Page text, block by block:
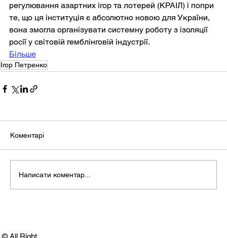
регулювання азартних ігор та лотерей (КРАІЛ) і попри
те, що ця інституція є абсолютно новою для України,
вона змогла організувати системну роботу з ізоляції
росії у світовій гемблінговій індустрії.
Більше
Ігор Петренко
Коментарі
Написати коментар...
© All Right